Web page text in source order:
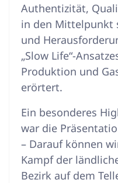
Authentizität,
in den Mittelpunkt
und
„Slow Life“-
Produktion und
erörtert.
Ein besonderes
war die
– Darauf können
Kampf der
Bezirk auf dem